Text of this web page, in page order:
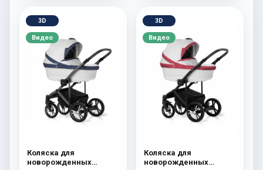
3D
Видео
Коляска для
новорожденных
3D
Видео
Коляска для
новорожденных